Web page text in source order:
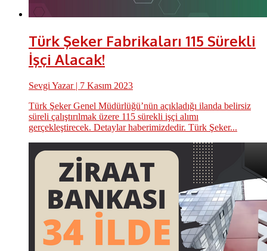
Türk Şeker Fabrikaları 115 Sürekli
İşçi Alacak!
Sevgi Yazar| 7 Kasım 2023
Türk Şeker Genel Müdürlüğü’nün açıkladığı ilanda belirsiz
süreli çalıştırılmak üzere 115 sürekli işçi alımı
gerçekleştirecek. Detaylar haberimizdedir. Türk Şeker...